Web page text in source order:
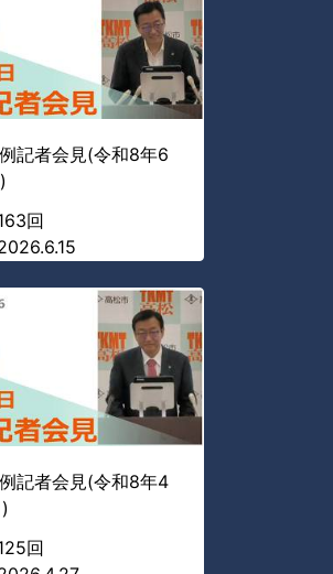
記者会見(令和8年6
回
記者会見(令和8年4
回